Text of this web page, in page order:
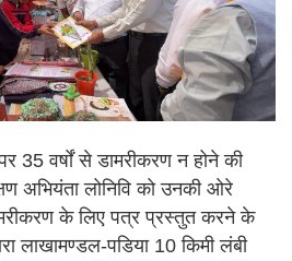
35 वर्षों से डामरीकरण न होने की
अभियंता लोनिवि को उनकी ओरे
के लिए पत्र प्रस्तुत करने के
लाखामण्डल-पडिया 10 किमी लंबी